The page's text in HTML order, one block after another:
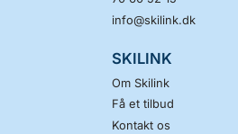
info@skilink.dk
SKILINK
Om Skilink
Få et tilbud
Kontakt os